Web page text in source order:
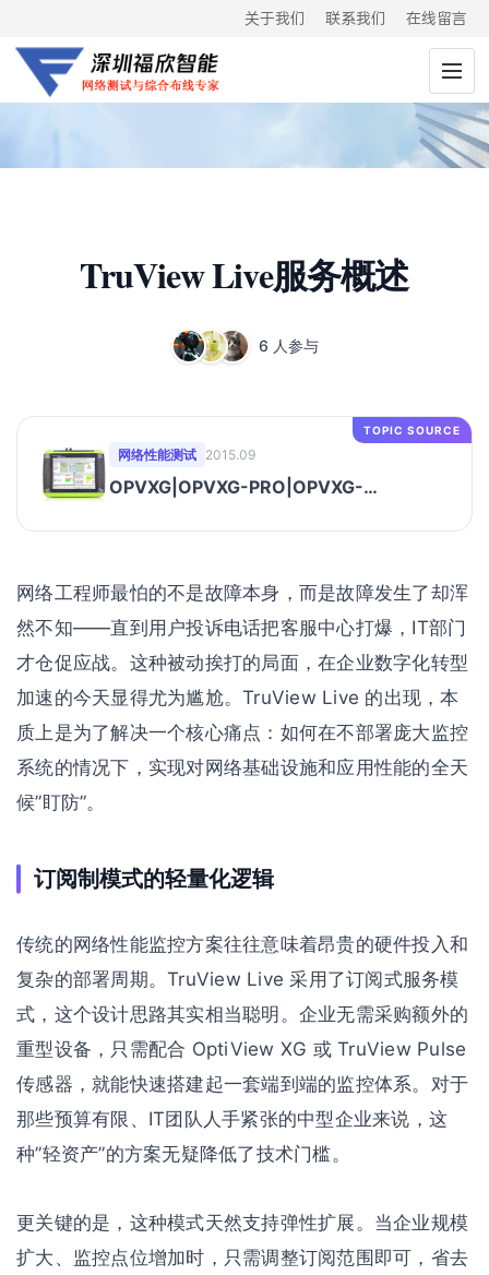
关于我们 联系我们 在线留言
TruView Live服务概述
6 人参与
TOPIC SOURCE
网络性能测试 2015.09
OPVXG|OPVXG-PRO|OPVXG-
分析仪
网络工程师最怕的不是故障本身，而是故障发生了却浑
然不知——直到用户投诉电话把客服中心打爆，IT部门
才仓促应战。这种被动挨打的局面，在企业数字化转型
加速的今天显得尤为尴尬。TruView Live 的出现，本
质上是为了解决一个核心痛点：如何在不部署庞大监控
系统的情况下，实现对网络基础设施和应用性能的全天
候”盯防”。
订阅制模式的轻量化逻辑
传统的网络性能监控方案往往意味着昂贵的硬件投入和
复杂的部署周期。TruView Live 采用了订阅式服务模
式，这个设计思路其实相当聪明。企业无需采购额外的
重型设备，只需配合 OptiView XG 或 TruView Pulse
传感器，就能快速搭建起一套端到端的监控体系。对于
那些预算有限、IT团队人手紧张的中型企业来说，这
种”轻资产”的方案无疑降低了技术门槛。
更关键的是，这种模式天然支持弹性扩展。当企业规模
扩大、监控点位增加时，只需调整订阅范围即可，省去